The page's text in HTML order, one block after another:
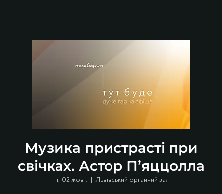
Музика пристрасті при
свічках. Астор П’яццолла
пт, 02 жовт.
  |
Львівський органний зал